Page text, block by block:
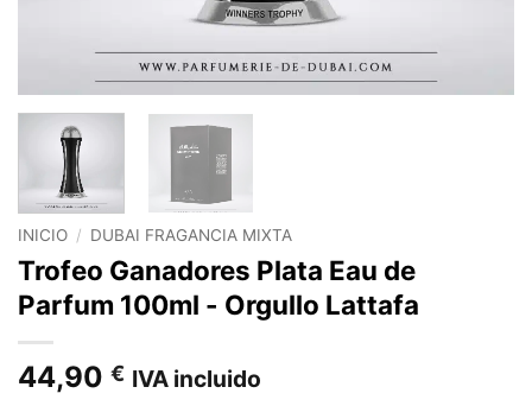
INICIO / DUBAI FRAGANCIA MIXTA
Trofeo Ganadores Plata Eau de
Parfum 100ml - Orgullo Lattafa
44,90 € IVA incluido